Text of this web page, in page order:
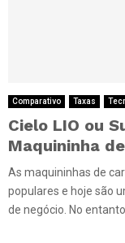
Comparativo Taxas
Cielo LIO ou
Maquininha
As maquininhas de
populares e hoje são
de negócio. No